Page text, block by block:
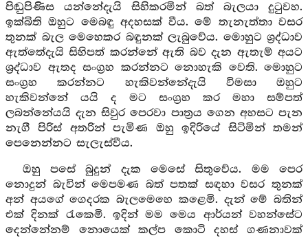
පිඬුපිණිස යන්නේදැයි සිහිකරමින් බත් බැලයා දුටුවහ.
ඉක්බිති ඔහුට මෙබඳු අදහසක් වීය. මේ තැනැත්තා වසර
තුනක් බැල මෙහෙකර බඳුනක් ලැබුවේය. මොහුට ශ්‍රද්ධාව
ඇත්තේදැයි සිහිපත් කරන්නේ ඇති බව දැන ඇතැම් අයට
ශ්‍රද්ධාව ඇතද සංග්‍රහ කරන්නට නොහැකි වෙති. මොහුට
සංග්‍රහ කරන්නට හැකිවන්නේදැයි විමසා ඔහුට
හැකිවන්නේ යයි ද මට සංග්‍රහ කර මහා සම්පත්
ලබන්නේයයි දැන සිවුර පෙරවා පාත්‍රය ගෙන අහසට පැන
නැගී පිරිස් අතරින් පැමිණ ඔහු ඉදිරියේ සිටිමින් තමන්
පෙනෙන්නට සැලැස්වීය.
ඔහු පසේ බුදුන් දැක මෙසේ සිතුවේය. මම පෙර
නොදුන් බැවින් මෙපමණ බත් පතක් සඳහා වසර තුනක්
අන් අයගේ ගෙදරක බැලමෙහෙ කළෙමි. දැන් මේ බතින්
එක් දිනක් රැකෙමි. ඉදින් මම මෙය ආර්යන් වහන්සේට
දෙන්නේනම් නොයෙක් කල්ප කොටි දහස් ගණනාවක්